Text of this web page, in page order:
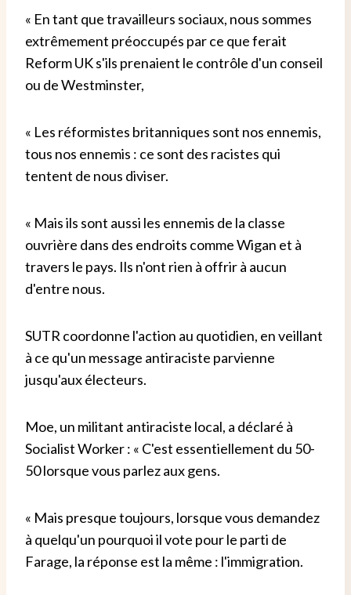
« En tant que travailleurs sociaux, nous sommes
extrêmement préoccupés par ce que ferait
Reform UK s'ils prenaient le contrôle d'un conseil
ou de Westminster,
« Les réformistes britanniques sont nos ennemis,
tous nos ennemis : ce sont des racistes qui
tentent de nous diviser.
« Mais ils sont aussi les ennemis de la classe
ouvrière dans des endroits comme Wigan et à
travers le pays. Ils n'ont rien à offrir à aucun
d'entre nous.
SUTR coordonne l'action au quotidien, en veillant
à ce qu'un message antiraciste parvienne
jusqu'aux électeurs.
Moe, un militant antiraciste local, a déclaré à
Socialist Worker : « C'est essentiellement du 50-
50 lorsque vous parlez aux gens.
« Mais presque toujours, lorsque vous demandez
à quelqu'un pourquoi il vote pour le parti de
Farage, la réponse est la même : l'immigration.